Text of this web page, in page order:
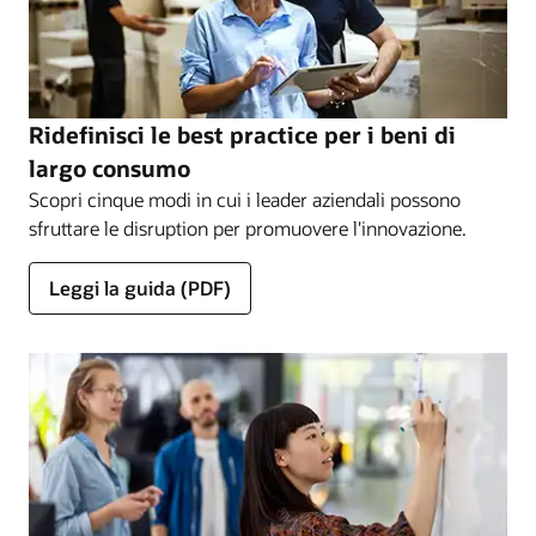
Ridefinisci le best practice per i beni di
largo consumo
Scopri cinque modi in cui i leader aziendali possono
sfruttare le disruption per promuovere l'innovazione.
Leggi la guida (PDF)